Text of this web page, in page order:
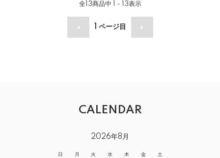
全13商品中 1 - 13表示
ページ目
CALENDAR
2026年8月
日 月 火 水 木 金 土